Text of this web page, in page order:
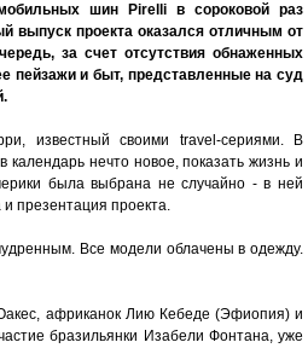
шин Pirelli в сороковой раз
проекта оказался отличным от
за счет отсутствия обнаженных
пейзажи и быт, представленные на суд
известный своими travel-сериями. В
календарь нечто новое, показать жизнь и
была выбрана не случайно - в ней
презентация проекта.
Все модели облачены в одежду.
африканок Лию Кебеде (Эфиопия) и
бразильянки Изабели Фонтана, уже